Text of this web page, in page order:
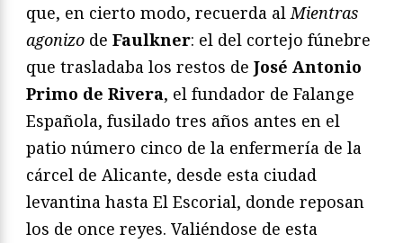
que, en cierto modo, recuerda al Mientras
agonizo de Faulkner: el del cortejo fúnebre
que trasladaba los restos de José Antonio
Primo de Rivera, el fundador de Falange
Española, fusilado tres años antes en el
patio número cinco de la enfermería de la
cárcel de Alicante, desde esta ciudad
levantina hasta El Escorial, donde reposan
los de once reyes. Valiéndose de esta